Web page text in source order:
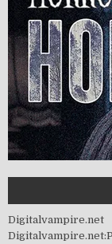
Digitalvampire.net